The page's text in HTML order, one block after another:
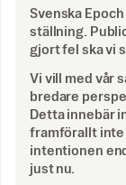
Svenska
ställning.
gjort fel ska vi
Vi vill med vår
bredare
Detta innebär
framförallt inte
intentionen
just nu.